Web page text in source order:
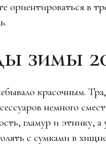
в
зимы
красочным.
немного
гламур и этнику,
с сумками в